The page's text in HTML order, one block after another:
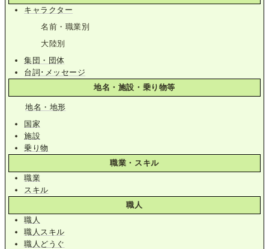
キャラクター
名前・職業別
大陸別
集団・団体
台詞･メッセージ
地名・施設・乗り物等
地名・地形
国家
施設
乗り物
職業・スキル
職業
スキル
職人
職人
職人スキル
職人どうぐ